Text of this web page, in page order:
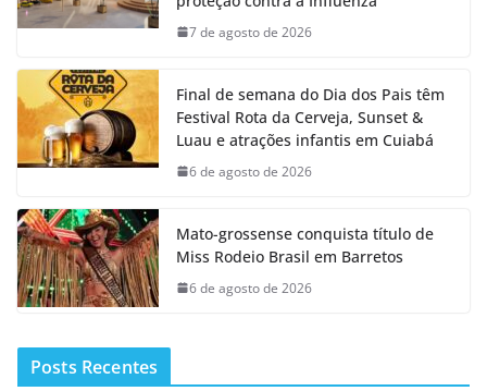
7 de agosto de 2026
Final de semana do Dia dos Pais têm
Festival Rota da Cerveja, Sunset &
Luau e atrações infantis em Cuiabá
6 de agosto de 2026
Mato-grossense conquista título de
Miss Rodeio Brasil em Barretos
6 de agosto de 2026
Posts Recentes